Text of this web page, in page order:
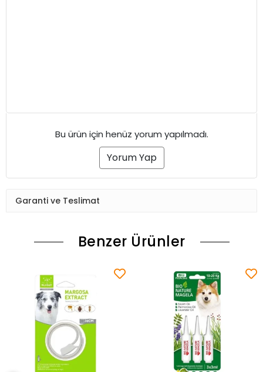
Bu ürün için henüz yorum yapılmadı.
Yorum Yap
Garanti ve Teslimat
Benzer Ürünler